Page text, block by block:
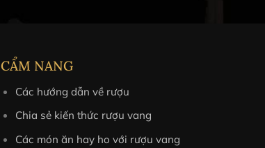
CẨM NANG
Các hướng dẫn về rượu
Chia sẻ kiến thức rượu vang
Các món ăn hay ho với rượu vang